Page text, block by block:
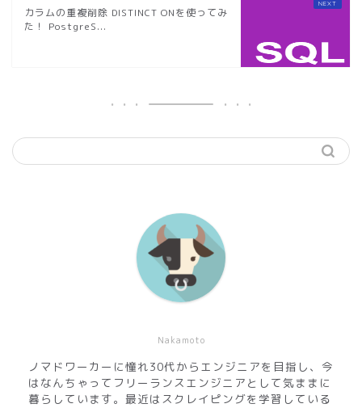
カラムの重複削除 DISTINCT ONを使ってみ
た！ PostgreS...
Nakamoto
ノマドワーカーに憧れ30代からエンジニアを目指し、今
はなんちゃってフリーランスエンジニアとして気ままに
暮らしています。最近はスクレイピングを学習している